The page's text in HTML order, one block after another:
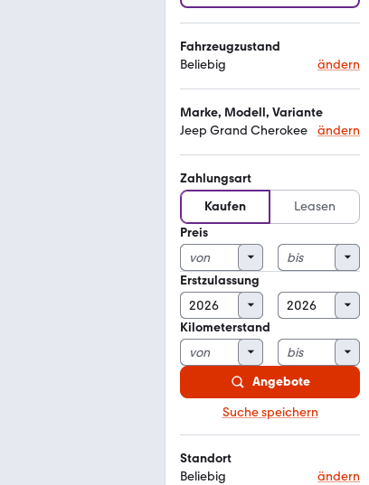
Fahrzeugzustand
Beliebig
ändern
Marke, Modell, Variante
Jeep Grand Cherokee
ändern
Zahlungsart
Kaufen
Leasen
Preis
Erstzulassung
Kilometerstand
Angebote
Suche speichern
Standort
Beliebig
ändern